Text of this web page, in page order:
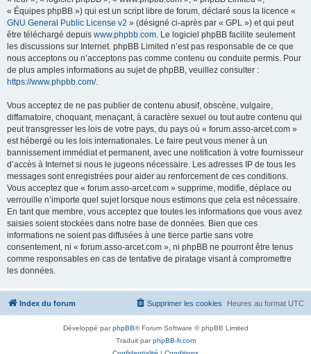
« Équipes phpBB ») qui est un script libre de forum, déclaré sous la licence «
GNU General Public License v2 » (désigné ci-après par « GPL ») et qui peut
être téléchargé depuis www.phpbb.com. Le logiciel phpBB facilite seulement
les discussions sur Internet. phpBB Limited n’est pas responsable de ce que
nous acceptons ou n’acceptons pas comme contenu ou conduite permis. Pour
de plus amples informations au sujet de phpBB, veuillez consulter :
https://www.phpbb.com/.
Vous acceptez de ne pas publier de contenu abusif, obscène, vulgaire,
diffamatoire, choquant, menaçant, à caractère sexuel ou tout autre contenu qui
peut transgresser les lois de votre pays, du pays où « forum.asso-arcet.com »
est hébergé ou les lois internationales. Le faire peut vous mener à un
bannissement immédiat et permanent, avec une notification à votre fournisseur
d’accès à Internet si nous le jugeons nécessaire. Les adresses IP de tous les
messages sont enregistrées pour aider au renforcement de ces conditions.
Vous acceptez que « forum.asso-arcet.com » supprime, modifie, déplace ou
verrouille n’importe quel sujet lorsque nous estimons que cela est nécessaire.
En tant que membre, vous acceptez que toutes les informations que vous avez
saisies soient stockées dans notre base de données. Bien que ces
informations ne soient pas diffusées à une tierce partie sans votre
consentement, ni « forum.asso-arcet.com », ni phpBB ne pourront être tenus
comme responsables en cas de tentative de piratage visant à compromettre
les données.
Index du forum Heures au format UTC
Supprimer les cookies
Développé parphpBB® Forum Software © phpBB Limited
Traduit parphpBB-fr.com